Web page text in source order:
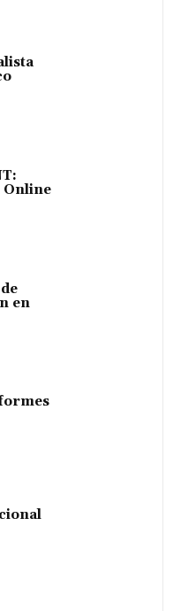
Online
en